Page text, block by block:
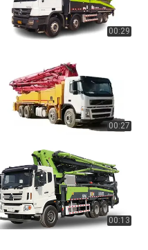
00:29
00:27
00:13